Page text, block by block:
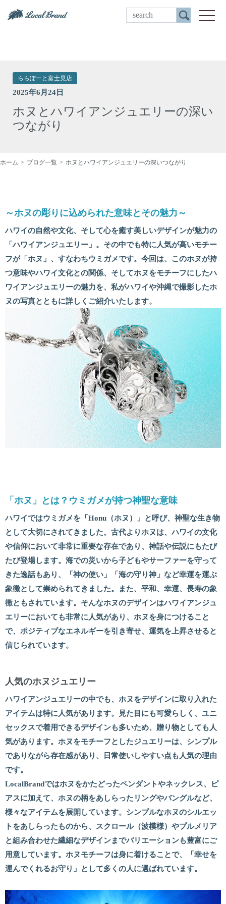
ご来店予約
ららぽーと富士見店
2025年6月24日
ホヌとハワイアンジュエリーの深い
つながり
ホーム ブログ一覧 ホヌとハワイアンジュエリーの深いつながり
～ホヌの彫りに込められた意味とその魅力～
ハワイの自然や文化、そして心を癒す美しいデザインが魅力の
「ハワイアンジュエリー」。その中でも特に人気が高いモチー
フが「ホヌ」、すなわちウミガメです。今回は、このホヌが持
つ意味やハワイ文化との関係、そしてホヌをモチーフにしたハ
ワイアンジュエリーの魅力を、私がハワイや沖縄で撮影したホ
ヌの写真とともに詳しくご紹介いたします。
「ホヌ」とは？ウミガメが持つ神聖な意味
ハワイではウミガメを「Honu（ホヌ）」と呼び、神聖な生き物
として大切にされてきました。古代よりホヌは、ハワイの文化
や信仰において非常に重要な存在であり、神話や伝説にもたび
たび登場します。海での災いから子どもやサーファーを守って
きた逸話もあり、「神の使い」「海の守り神」など幸運を運ぶ
象徴として崇められてきました。また、平和、幸運、長寿の象
徴ともされています。そんなホヌのデザインはハワイアンジュ
エリーにおいても非常に人気があり、ホヌを身につけること
で、ポジティブなエネルギーを引き寄せ、運気を上昇させると
信じられています。
人気のホヌジュエリー
ハワイアンジュエリーの中でも、ホヌをデザインに取り入れた
アイテムは特に人気があります。見た目にも可愛らしく、ユニ
セックスで着用できるデザインも多いため、贈り物としても人
気があります。ホヌをモチーフとしたジュエリーは、シンプル
でありながら存在感があり、日常使いしやすい点も人気の理由
です。
LocalBrandではホヌをかたどったペンダントやネックレス、ピ
アスに加えて、ホヌの柄をあしらったリングやバングルなど、
様々なアイテムを展開しています。シンプルなホヌのシルエッ
トをあしらったものから、スクロール（波模様）やプルメリア
と組み合わせた繊細なデザインまでバリエーションも豊富にご
用意しています。ホヌモチーフは身に着けることで、「幸せを
運んでくれるお守り」として多くの人に選ばれています。